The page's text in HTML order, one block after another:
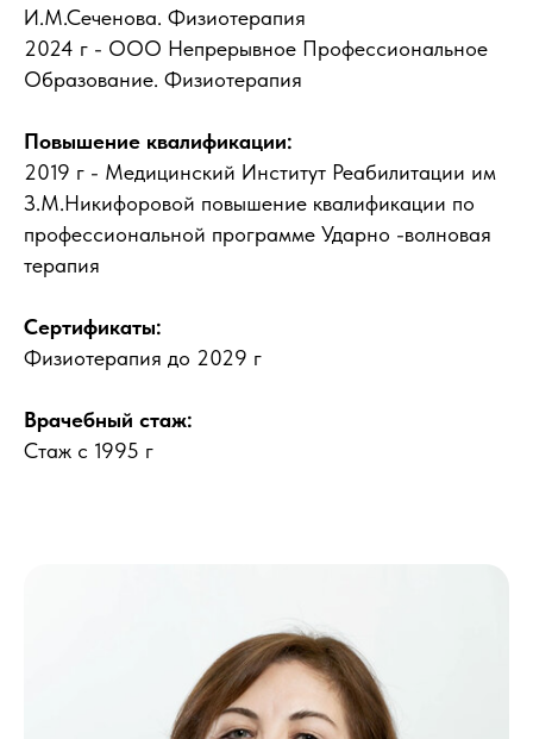
И.М.Сеченова. Физиотерапия
2024 г - ООО Непрерывное Профессиональное
Образование. Физиотерапия
Повышение квалификации:
2019 г - Медицинский Институт Реабилитации им
З.М.Никифоровой повышение квалификации по
профессиональной программе Ударно -волновая
терапия
Сертификаты:
Физиотерапия до 2029 г
Врачебный стаж:
Стаж с 1995 г